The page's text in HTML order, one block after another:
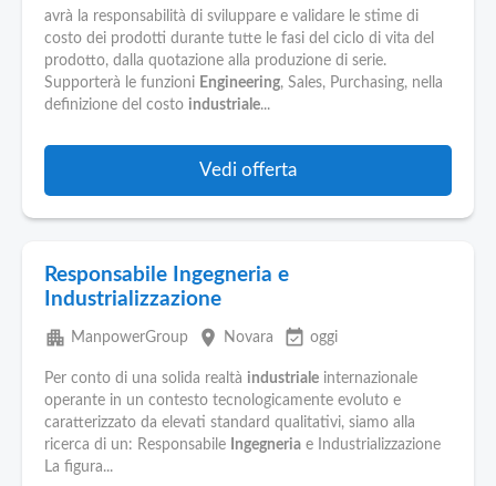
avrà la responsabilità di sviluppare e validare le stime di
costo dei prodotti durante tutte le fasi del ciclo di vita del
prodotto, dalla quotazione alla produzione di serie.
Supporterà le funzioni Engineering, Sales, Purchasing, nella
definizione del costo industriale...
Vedi offerta
Responsabile Ingegneria e
Industrializzazione
apartment ManpowerGroup place Novara event_available oggi
Per conto di una solida realtà industriale internazionale
operante in un contesto tecnologicamente evoluto e
caratterizzato da elevati standard qualitativi, siamo alla
ricerca di un: Responsabile
Ingegneria e Industrializzazione
La figura...